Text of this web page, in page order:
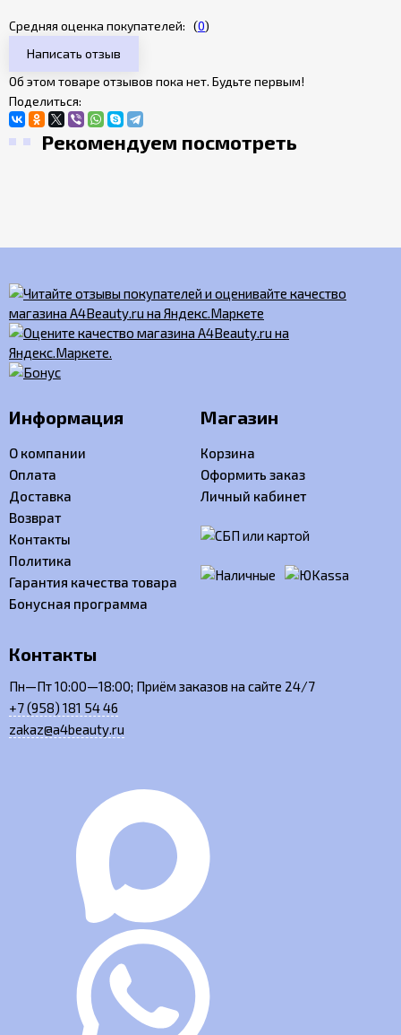
Средняя оценка покупателей: (0)
Написать отзыв
Об этом товаре отзывов пока нет. Будьте первым!
Поделиться:
Рекомендуем посмотреть
Информация
О компании
Оплата
Доставка
Возврат
Контакты
Политика
Гарантия качества товара
Бонусная программа
Магазин
Корзина
Оформить заказ
Личный кабинет
Контакты
Пн—Пт 10:00—18:00; Приём заказов на сайте 24/7
+7 (958) 181 54 46
zakaz@a4beauty.ru